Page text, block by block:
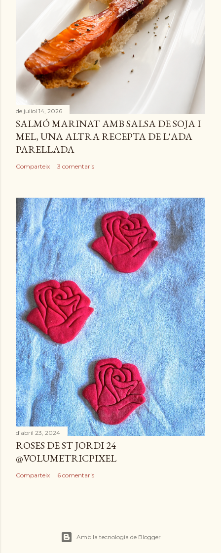
de juliol 14, 2026
SALMÓ MARINAT AMB SALSA DE SOJA I
MEL, UNA ALTRA RECEPTA DE L'ADA
PARELLADA
Comparteix 3 comentaris
d’abril 23, 2024
ROSES DE ST JORDI 24
@VOLUMETRICPIXEL
Comparteix 6 comentaris
Amb la tecnologia de Blogger